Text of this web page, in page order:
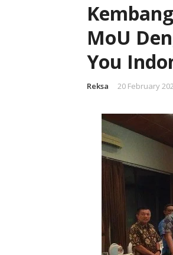
MoU
You
Reksa 20 February